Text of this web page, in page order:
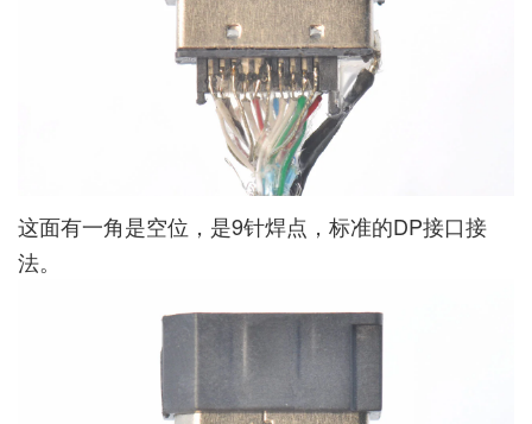
这面有一角是空位，是9针焊点，标准的DP接口接
法。